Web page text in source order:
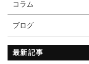
コラム
ブログ
最新記事